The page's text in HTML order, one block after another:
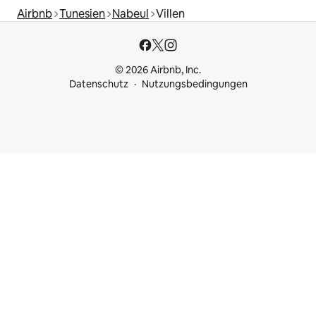
Airbnb Tunesien Nabeul Villen
© 2026 Airbnb, Inc.
Datenschutz
Nutzungsbedingungen